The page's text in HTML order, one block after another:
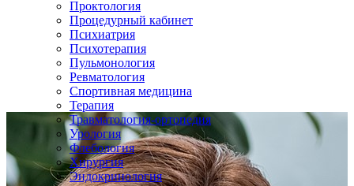
Проктология
Процедурный кабинет
Психиатрия
Психотерапия
Пульмонология
Ревматология
Спортивная медицина
Терапия
Травматология-ортопедия
Урология
Флебология
Хирургия
Эндокринология